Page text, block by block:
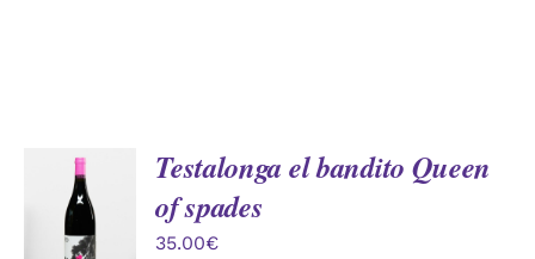
AJOUTER
AU
PANIER
/
Testalonga el bandito Queen
of spades
35.00€